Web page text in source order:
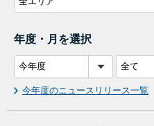
年度・月を選択
今年度のニュースリリース一覧